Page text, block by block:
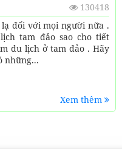
130418
đối với mọi người nữa .
tam đảo sao cho tiết
du lịch ở tam đảo . Hãy
những...
Xem thêm